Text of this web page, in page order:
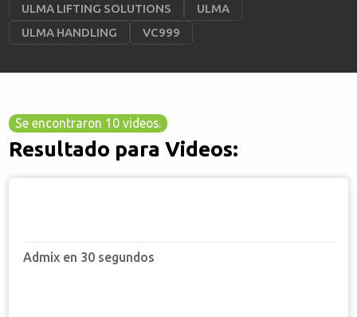
ULMA LIFTING SOLUTIONS
ULMA
ULMA HANDLING
VC999
Se encontraron 10 videos.
Resultado para Videos:
Admix en 30 segundos